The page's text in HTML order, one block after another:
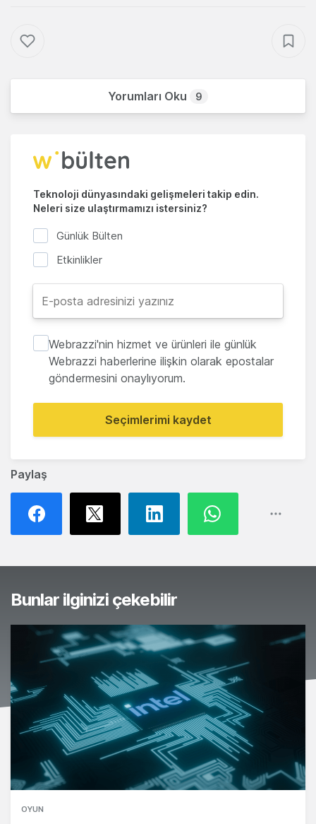
Paylaş
Yorumları Oku 9
Teknoloji dünyasındaki gelişmeleri takip edin.
Neleri size ulaştırmamızı istersiniz?
Günlük Bülten
Etkinlikler
Webrazzi'nin hizmet ve ürünleri ile günlük
Webrazzi haberlerine ilişkin olarak epostalar
göndermesini onaylıyorum.
Seçimlerimi kaydet
Bunlar ilginizi çekebilir
OYUN